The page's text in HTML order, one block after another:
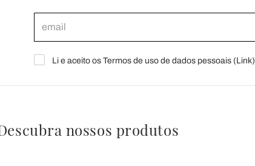
Li e aceito os Termos de uso de dados pessoais (Link)
nossos produtos